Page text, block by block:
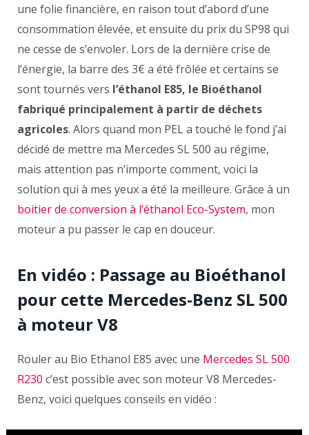
une folie financière, en raison tout d’abord d’une
consommation élevée, et ensuite du prix du SP98 qui
ne cesse de s’envoler. Lors de la dernière crise de
l’énergie, la barre des 3€ a été frôlée et certains se
sont tournés vers l’éthanol E85, le Bioéthanol
fabriqué principalement à partir de déchets
agricoles. Alors quand mon PEL a touché le fond j’ai
décidé de mettre ma Mercedes SL 500 au régime,
mais attention pas n’importe comment, voici la
solution qui à mes yeux a été la meilleure. Grâce à un
boitier de conversion à l’éthanol Eco-System, mon
moteur a pu passer le cap en douceur.
En vidéo : Passage au Bioéthanol
pour cette Mercedes-Benz SL 500
à moteur V8
Rouler au Bio Ethanol E85 avec une Mercedes SL 500
R230 c’est possible avec son moteur V8 Mercedes-
Benz, voici quelques conseils en vidéo :